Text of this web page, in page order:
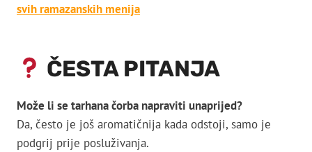
svih ramazanskih menija
ČESTA PITANJA
Može li se tarhana čorba napraviti unaprijed?
Da, često je još aromatičnija kada odstoji, samo je
podgrij prije posluživanja.